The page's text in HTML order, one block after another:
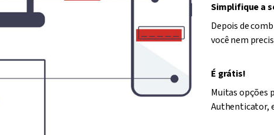
Simplifique a
Depois de
você nem
É grátis!
Muitas opções
Authenticator,